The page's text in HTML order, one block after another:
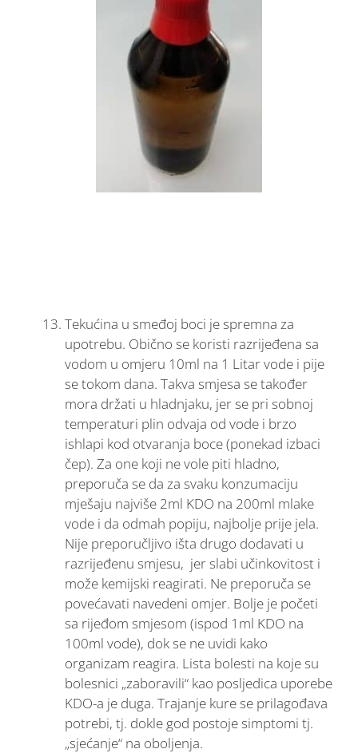
Tekućina u smeđoj boci je spremna za
upotrebu. Obično se koristi razrijeđena sa
vodom u omjeru 10ml na 1 Litar vode i pije
se tokom dana. Takva smjesa se također
mora držati u hladnjaku, jer se pri sobnoj
temperaturi plin odvaja od vode i brzo
ishlapi kod otvaranja boce (ponekad izbaci
čep). Za one koji ne vole piti hladno,
preporuča se da za svaku konzumaciju
mješaju najviše 2ml KDO na 200ml mlake
vode i da odmah popiju, najbolje prije jela.
Nije preporučljivo išta drugo dodavati u
razrijeđenu smjesu, jer slabi učinkovitost i
može kemijski reagirati. Ne preporuča se
povećavati navedeni omjer. Bolje je početi
sa rijeđom smjesom (ispod 1ml KDO na
100ml vode), dok se ne uvidi kako
organizam reagira. Lista bolesti na koje su
bolesnici „zaboravili“ kao posljedica uporebe
KDO-a je duga. Trajanje kure se prilagođava
potrebi, tj. dokle god postoje simptomi tj.
„sjećanje“ na oboljenja.